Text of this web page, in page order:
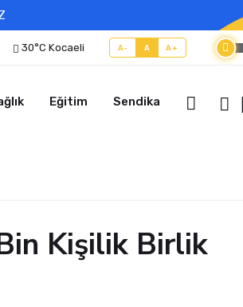
30°C Kocaeli A- A A+
Eğitim Sendika
Kişilik Birlik